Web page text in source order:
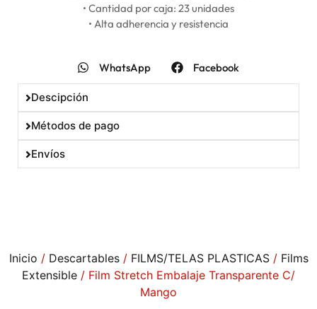
• Cantidad por caja: 23 unidades
• Alta adherencia y resistencia
WhatsApp Facebook
Descipción
Métodos de pago
Envíos
Inicio / Descartables/ FILMS/TELAS PLASTICAS/ Films
Extensible / Film Stretch Embalaje Transparente C/
Mango